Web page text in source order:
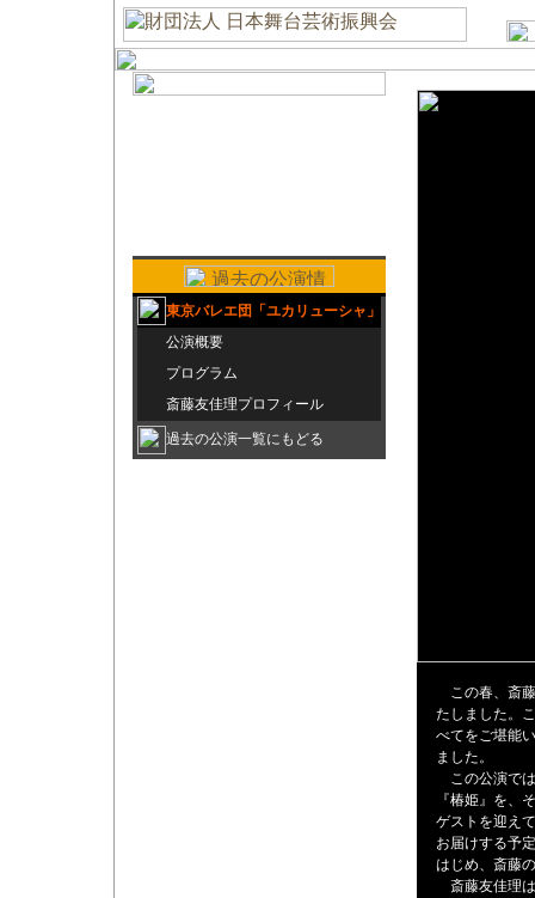
東京バレエ団「ユカリューシャ」
公演概要
プログラム
斎藤友佳理プロフィール
過去の公演一覧にもどる
この春、斎藤
たしました。
べてをご堪能
ました。
この公演で
『椿姫』を、
ゲストを迎え
お届けする予
はじめ、斎藤
斎藤友佳理